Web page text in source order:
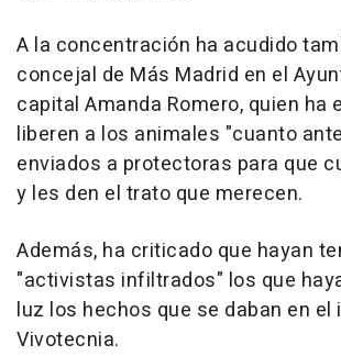
A la concentración ha acudido
concejal de Más Madrid en el
capital Amanda Romero, quien ha
liberen a los animales "cuanto
enviados a protectoras para que
y les den el trato que merecen.
Además, ha criticado que hayan
"activistas infiltrados" los que
luz los hechos que se daban en el
Vivotecnia.